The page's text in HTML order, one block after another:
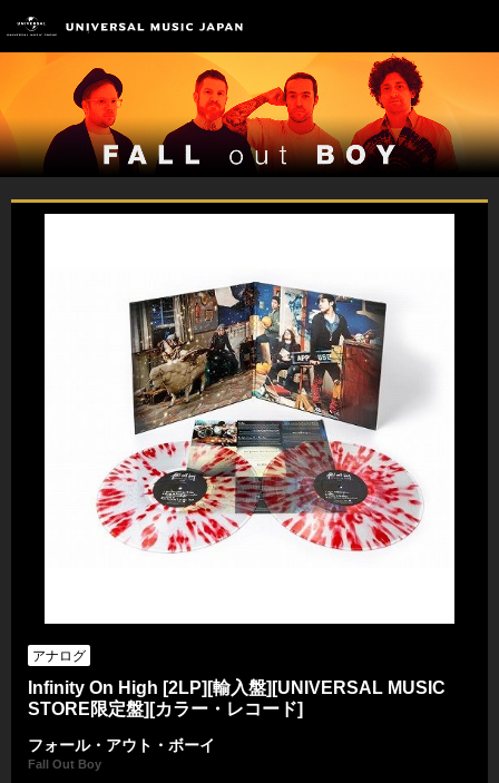
アナログ
Infinity On High [2LP][輸入盤][UNIVERSAL MUSIC
STORE限定盤][カラー・レコード]
フォール・アウト・ボーイ
Fall Out Boy